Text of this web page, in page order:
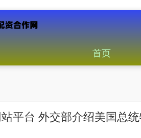
首页
平台 外交部介绍美国总